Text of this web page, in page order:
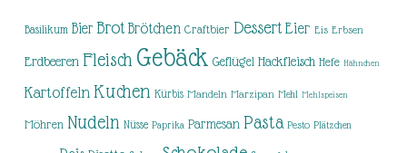
Basilikum Bier Brot Brötchen Craftbier Dessert Eier Eis Erbsen
Erdbeeren Fleisch Gebäck Geflügel Hackfleisch Hefe Hähnchen
Kartoffeln Kuchen Kürbis Mandeln Marzipan Mehl Mehlspeisen
Möhren Nudeln Nüsse Paprika Parmesan Pasta Pesto Plätzchen